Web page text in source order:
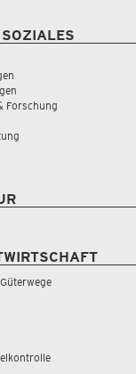
Forschung